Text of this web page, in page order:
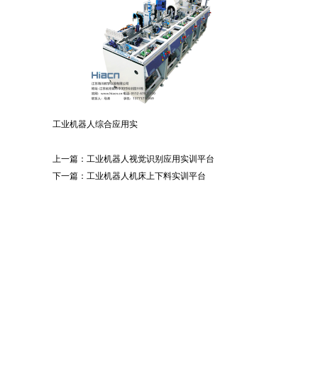
工业机器人综合应用实
上一篇： 工业机器人视觉识别应用实训平台
下一篇： 工业机器人机床上下料实训平台